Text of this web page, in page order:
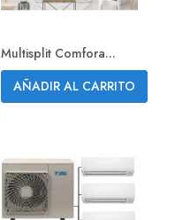
Multisplit Comfora...
AÑADIR AL CARRITO